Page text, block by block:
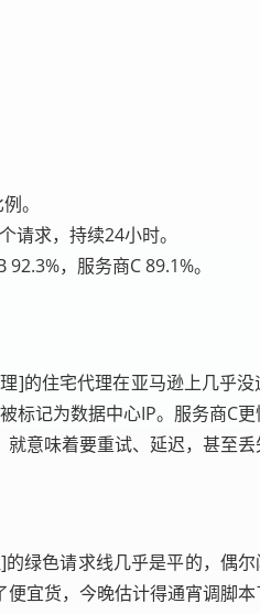
。
请求，持续24小时。
，服务商C 89.1%。
]的住宅代理在亚马逊上几乎
标记为数据中心IP。服务商C
意味着要重试、延迟，甚至丢
绿色请求线几乎是平的，偶
宜货，今晚估计得通宵调脚本